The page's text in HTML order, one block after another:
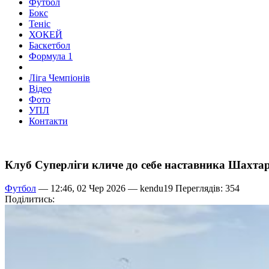
Футбол
Бокс
Теніс
ХОКЕЙ
Баскетбол
Формула 1
Ліга Чемпіонів
Відео
Фото
УПЛ
Контакти
Клуб Суперліги кличе до себе наставника
Футбол — 12:46, 02 Чер 2026 — kendu19 Переглядів: 354
Поділитись: